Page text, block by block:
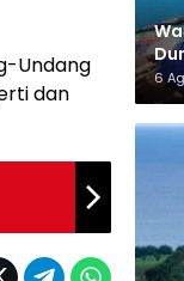
Undang
dan
6